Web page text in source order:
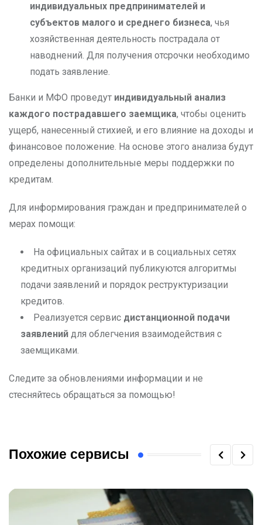
индивидуальных предпринимателей и
субъектов малого и среднего бизнеса, чья
хозяйственная деятельность пострадала от
наводнений. Для получения отсрочки необходимо
подать заявление.
Банки и МФО проведут индивидуальный анализ
каждого пострадавшего заемщика, чтобы оценить
ущерб, нанесенный стихией, и его влияние на доходы и
финансовое положение. На основе этого анализа будут
определены дополнительные меры поддержки по
кредитам.
Для информирования граждан и предпринимателей о
мерах помощи:
На официальных сайтах и в социальных сетях
кредитных организаций публикуются алгоритмы
подачи заявлений и порядок реструктуризации
кредитов.
Реализуется сервис дистанционной подачи
заявлений для облегчения взаимодействия с
заемщиками.
Следите за обновлениями информации и не
стесняйтесь обращаться за помощью!
Похожие сервисы